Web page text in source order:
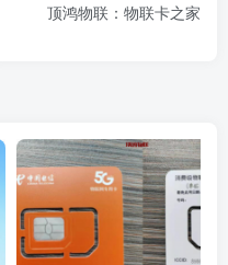
顶鸿物联：物联卡之家